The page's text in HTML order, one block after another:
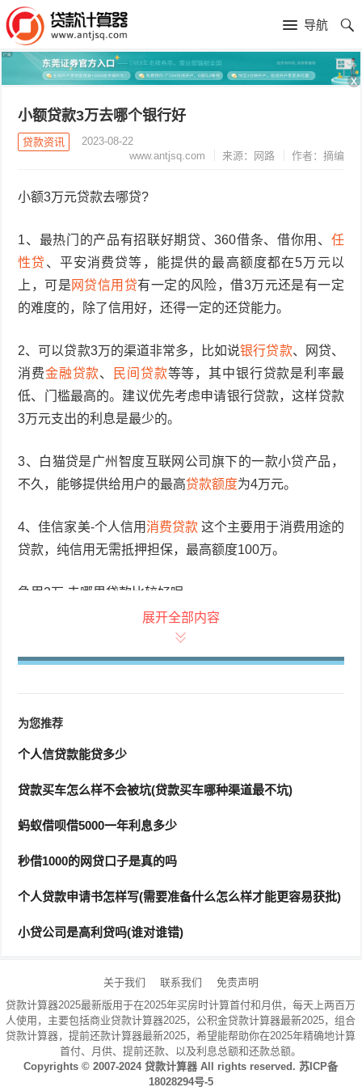
导航
x
小额贷款3万去哪个银行好
贷款资讯
2023-08-22
www.antjsq.com
来源：网路 作者：摘编
小额3万元贷款去哪贷?
1、最热门的产品有招联好期贷、360借条、借你用、 任
性贷 、平安消费贷等，能提供的最高额度都在5万元以
上，可是 网贷信用贷有一定的风险，借3万元还是有一定
的难度的，除了信用好，还得一定的还贷能力。
2、可以贷款3万的渠道非常多，比如说银行贷款、网贷、
消费金融贷款、 民间贷款等等，其中银行贷款是利率最
低、门槛最高的。建议优先考虑申请银行贷款，这样贷款
3万元支出的利息是最少的。
3、白猫贷是广州智度互联网公司旗下的一款小贷产品，
不久，能够提供给用户的最高贷款额度为4万元。
4、佳信家美-个人信用消费贷款 这个主要用于消费用途的
贷款，纯信用无需抵押担保，最高额度100万。
急用3万,去哪里贷款比较好呢
1、根据不少卡友反馈，像招行e招贷、中信新快现、工行
融e借等，给的额度基本都在3万元以上，不过出了额度借
2、银行贷款：可以选择去银行申请个人
率，综合成本相对较低。信用卡分期付款：通过办理信用
不久，能够提供给用户的最高贷款额度为4万元。
闪电贷：招商 银行信用贷款，可直接在招行手机
银行申请，最高额度30万，最长可借5年。
2、中国工商银行（ICBC）：作为中国最大的商业银行之
一，ICBC在
方面具有竞争力，并且拥有较高的
展开全部内容
为您推荐
个人信贷款能贷多少
贷款买车怎么样不会被坑(贷款买车哪种渠道最不坑)
蚂蚁借呗借5000一年利息多少
秒借1000的网贷口子是真的吗
个人贷款申请书怎样写(需要准备什么怎么样才能更容易获批)
小贷公司是高利贷吗(谁对谁错)
关于我们 联系我们
免责声明
贷款计算器2025最新版用于在2025年买房时计算首付和月供，每天上两百万
人使用，主要包括商业贷款计算器2025，公积金贷款计算器最新2025，组合
贷款计算器，提前还款计算器最新2025，希望能帮助你在2025年精确地计算
首付、月供、提前还款、以及利息总额和还款总额。
Copyrights © 2007-2024贷款计算器 All rights reserved.苏ICP备
18028294号-5